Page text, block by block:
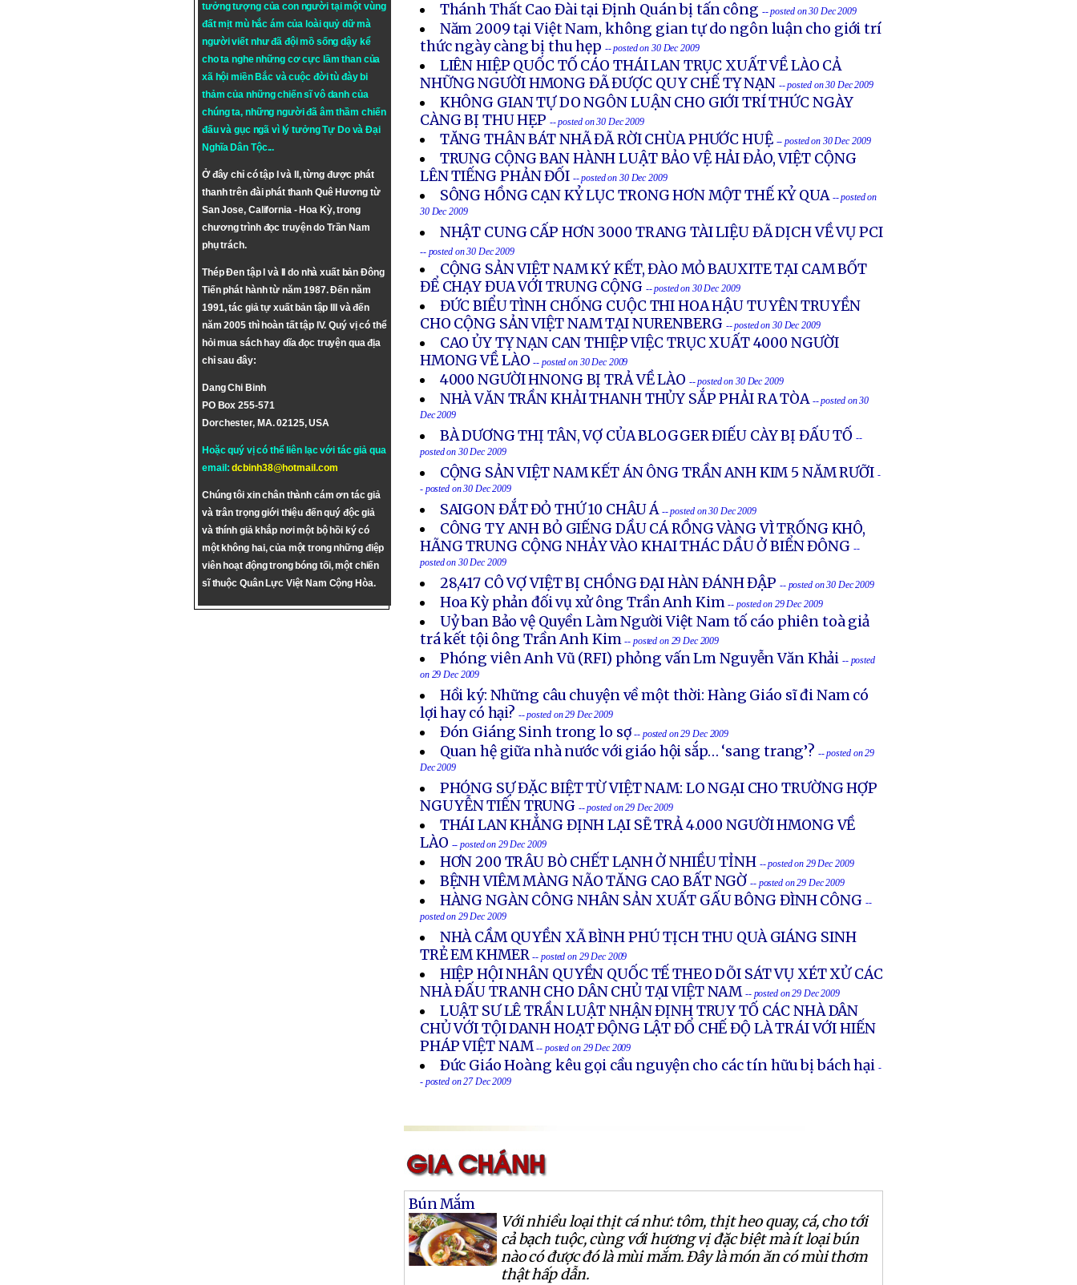
tưởng tượng của con người tại một vùng
đất mịt mù hắc ám của loài quỷ dữ mà
người viết như đã đội mồ sống dậy kể
cho ta nghe những cơ cực lầm than của
xã hội miền Bắc và cuộc đời tù đày bi
thảm của những chiến sĩ vô danh của
chúng ta, những người đã âm thầm chiến
đấu và gục ngã vì lý tưởngTự DovàĐại
Nghĩa Dân Tộc...
Ở đây chỉ có tập I và II, từng được phát
thanh trên đài phát thanh Quê Hương từ
San Jose, California - Hoa Kỳ, trong
chương trình đọc truyện do Trần Nam
phụ trách.
Thép Đen tập I và II do nhà xuất bản Đông
Tiến phát hành từ năm 1987. Đến năm
1991, tác giả tự xuất bản tập III và đến
năm 2005 thì hoàn tất tập IV. Quý vị có thể
hỏi mua sách hay dĩa đọc truyện qua địa
chỉ sau đây:
Dang Chi Binh
PO Box 255-571
Dorchester, MA. 02125, USA
Hoặc quý vị có thể liên lạc với tác giả qua
email:dcbinh38@hotmail.com
Chúng tôi xin chân thành cám ơn tác giả
và trân trọng giới thiệu đến quý độc giả
và thính giả khắp nơi một bộ hồi ký có
một không hai, của một trong những điệp
viên hoạt động trong bóng tối, một chiến
sĩ thuộc Quân Lực Việt Nam Cộng Hòa.
Thánh Thất Cao Đài tại Định Quán bị tấn công -- posted on 30 Dec 2009
Năm 2009 tại Việt Nam, không gian tự do ngôn luận cho giới trí
thức ngày càng bị thu hẹp -- posted on 30 Dec 2009
LIÊN HIỆP QUỐC TỐ CÁO THÁI LAN TRỤC XUẤT VỀ LÀO CẢ
NHỮNG NGƯỜI HMONG ĐÃ ĐƯỢC QUY CHẾ TỴ NẠN -- posted on 30 Dec 2009
KHÔNG GIAN TỰ DO NGÔN LUẬN CHO GIỚI TRÍ THỨC NGÀY
CÀNG BỊ THU HẸP -- posted on 30 Dec 2009
TĂNG THÂN BÁT NHÃ ĐÃ RỜI CHÙA PHƯỚC HUỆ -- posted on 30 Dec 2009
TRUNG CỘNG BAN HÀNH LUẬT BẢO VỆ HẢI ĐẢO, VIỆT CỘNG
LÊN TIẾNG PHẢN ĐỐI -- posted on 30 Dec 2009
SÔNG HỒNG CẠN KỶ LỤC TRONG HƠN MỘT THẾ KỶ QUA -- posted on
30 Dec 2009
NHẬT CUNG CẤP HƠN 3000 TRANG TÀI LIỆU ĐÃ DỊCH VỀ VỤ PCI
-- posted on 30 Dec 2009
CỘNG SẢN VIỆT NAM KÝ KẾT, ĐÀO MỎ BAUXITE TẠI CAM BỐT
ĐỂ CHẠY ĐUA VỚI TRUNG CỘNG -- posted on 30 Dec 2009
ĐỨC BIỂU TÌNH CHỐNG CUỘC THI HOA HẬU TUYÊN TRUYỀN
CHO CỘNG SẢN VIỆT NAM TẠI NURENBERG -- posted on 30 Dec 2009
CAO ỦY TỴ NẠN CAN THIỆP VIỆC TRỤC XUẤT 4000 NGƯỜI
HMONG VỀ LÀO -- posted on 30 Dec 2009
4000 NGƯỜI HNONG BỊ TRẢ VỀ LÀO -- posted on 30 Dec 2009
NHÀ VĂN TRẦN KHẢI THANH THỦY SẮP PHẢI RA TÒA -- posted on 30
Dec 2009
BÀ DƯƠNG THỊ TÂN, VỢ CỦA BLOGGER ĐIẾU CÀY BỊ ĐẤU TỐ --
posted on 30 Dec 2009
CỘNG SẢN VIỆT NAM KẾT ÁN ÔNG TRẦN ANH KIM 5 NĂM RƯỠI -
- posted on 30 Dec 2009
SAIGON ĐẮT ĐỎ THỨ 10 CHÂU Á -- posted on 30 Dec 2009
CÔNG TY ANH BỎ GIẾNG DẦU CÁ RỒNG VÀNG VÌ TRỐNG KHÔ,
HÃNG TRUNG CỘNG NHẢY VÀO KHAI THÁC DẦU Ở BIỂN ĐÔNG --
posted on 30 Dec 2009
28,417 CÔ VỢ VIỆT BỊ CHỒNG ĐẠI HÀN ĐÁNH ĐẬP -- posted on 30 Dec 2009
Hoa Kỳ phản đối vụ xử ông Trần Anh Kim -- posted on 29 Dec 2009
Uỷ ban Bảo vệ Quyền Làm Người Việt Nam tố cáo phiên toà giả
trá kết tội ông Trần Anh Kim-- posted on 29 Dec 2009
Phóng viên Anh Vũ (RFI) phỏng vấn Lm Nguyễn Văn Khải -- posted
on 29 Dec 2009
Hồi ký: Những câu chuyện về một thời: Hàng Giáo sĩ đi Nam có
lợi hay có hại? -- posted on 29 Dec 2009
Đón Giáng Sinh trong lo sợ-- posted on 29 Dec 2009
Quan hệ giữa nhà nước với giáo hội sắp… ‘sang trang’? -- posted on 29
Dec 2009
PHÓNG SỰ ĐẶC BIỆT TỪ VIỆT NAM: LO NGẠI CHO TRƯỜNG HỢP
NGUYỄN TIẾN TRUNG -- posted on 29 Dec 2009
THÁI LAN KHẲNG ĐỊNH LẠI SẼ TRẢ 4.000 NGƯỜI HMONG VỀ
LÀO -- posted on 29 Dec 2009
HƠN 200 TRÂU BÒ CHẾT LẠNH Ở NHIỀU TỈNH -- posted on 29 Dec 2009
BỆNH VIÊM MÀNG NÃO TĂNG CAO BẤT NGỜ -- posted on 29 Dec 2009
HÀNG NGÀN CÔNG NHÂN SẢN XUẤT GẤU BÔNG ĐÌNH CÔNG --
posted on 29 Dec 2009
NHÀ CẦM QUYỀN XÃ BÌNH PHÚ TỊCH THU QUÀ GIÁNG SINH
TRẺ EM KHMER -- posted on 29 Dec 2009
HIỆP HỘI NHÂN QUYỀN QUỐC TẾ THEO DÕI SÁT VỤ XÉT XỬ CÁC
NHÀ ĐẤU TRANH CHO DÂN CHỦ TẠI VIỆT NAM -- posted on 29 Dec 2009
LUẬT SƯ LÊ TRẦN LUẬT NHẬN ĐỊNH TRUY TỐ CÁC NHÀ DÂN
CHỦ VỚI TỘI DANH HOẠT ĐỘNG LẬT ĐỔ CHẾ ĐỘ LÀ TRÁI VỚI HIẾN
PHÁP VIỆT NAM -- posted on 29 Dec 2009
Ðức Giáo Hoàng kêu gọi cầu nguyện cho các tín hữu bị bách hại -
- posted on 27 Dec 2009
Bún Mắm
Với nhiều loại thịt cá như: tôm, thịt heo quay, cá, cho tới
cả bạch tuộc, cùng với hương vị đặc biệt mà ít loại bún
nào có được đó là mùi mắm. Đây là món ăn có mùi thơm
thật hấp dẫn.